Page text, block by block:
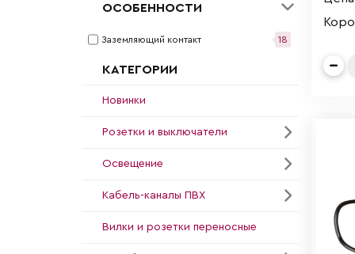
ОСОБЕННОСТИ
Заземляющий контакт 18
КАТЕГОРИИ
Новинки
Розетки и выключатели
Освещение
Кабель-каналы ПВХ
Вилки и розетки переносные